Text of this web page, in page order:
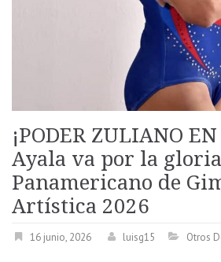
¡PODER ZULIANO
Ayala va por la
Panamericano de
Artística 2026
16 junio, 2026 luisg15 Otros